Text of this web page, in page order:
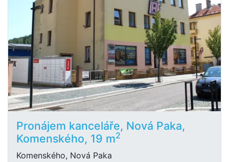
Pronájem kanceláře, Nová Paka,
Komenského, 19 m2
Komenského, Nová Paka